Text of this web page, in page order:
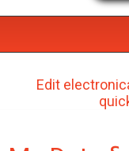
Edit